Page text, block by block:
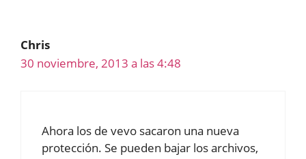
Chris
30 noviembre, 2013 a las 4:48
Ahora los de vevo sacaron una nueva
protección. Se pueden bajar los archivos,